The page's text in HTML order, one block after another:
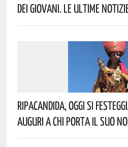
Dei Giovani. Le Ultime
Ripacandida, Oggi Si
Auguri A Chi Porta Il Suo